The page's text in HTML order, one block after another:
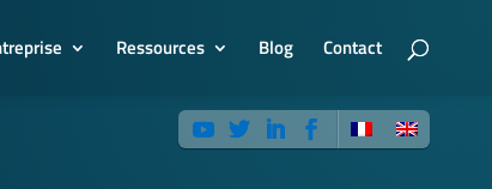
Ressources Blog Contact